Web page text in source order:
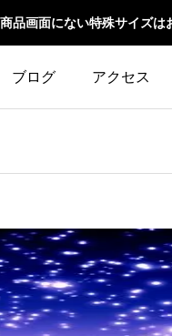
画面にない特殊サイズは
ブログ アクセス